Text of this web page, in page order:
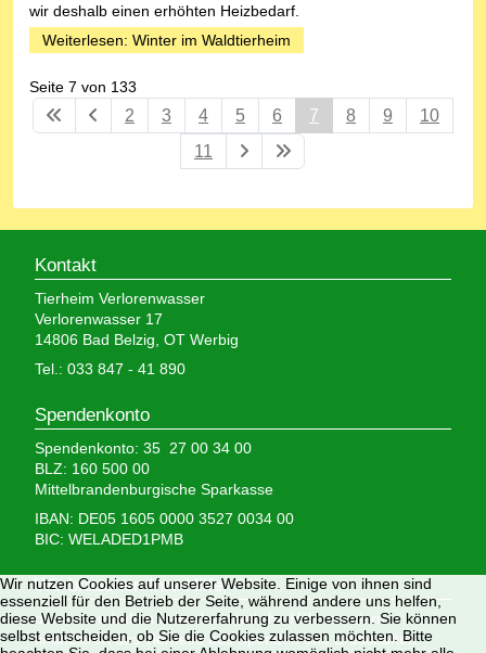
wir deshalb einen erhöhten Heizbedarf.
Weiterlesen: Winter im Waldtierheim
Seite 7 von 133
2 3 4 5 6 7 8 9
10
11
Kontakt
Tierheim Verlorenwasser
Verlorenwasser 17
14806 Bad Belzig, OT Werbig
Tel.: 033 847 - 41 890
Spendenkonto
Spendenkonto: 35 27 00 34 00
BLZ: 160 500 00
Mittelbrandenburgische Sparkasse
IBAN: DE05 1605 0000 3527 0034 00
BIC: WELADED1PMB
Wir brauchen Ihre Hilfe,
denn wir erhalten keinerlei staatliche Hilfe, sondern
finanzieren das Tierheim aus Spenden und Erbschaften.
Wir nutzen Cookies auf unserer Website. Einige von ihnen sind
essenziell für den Betrieb der Seite, während andere uns helfen,
diese Website und die Nutzererfahrung zu verbessern. Sie können
selbst entscheiden, ob Sie die Cookies zulassen möchten. Bitte